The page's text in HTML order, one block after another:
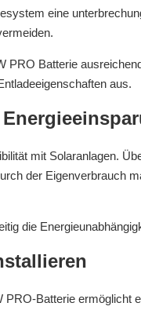
eine
Batterie
aus.
mit Solaranlagen.
der Eigenverbrauch
die
Batterie ermöglicht